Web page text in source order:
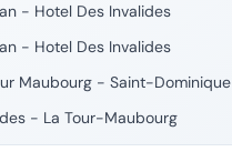
- Hotel Des Invalides
- Hotel Des Invalides
Maubourg - Saint-Dominique
- La Tour-Maubourg